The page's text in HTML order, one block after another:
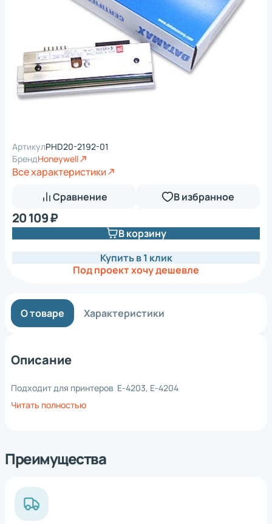
АртикулPHD20-2192-01
БрендHoneywell
Все характеристики
Сравнение
В избранное
20 109 ₽
В корзину
Купить в 1 клик
Под проект хочу дешевле
О товаре Характеристики
Описание
Подходит для принтеров E-4203, E-4204
Читать полностью
Преимущества